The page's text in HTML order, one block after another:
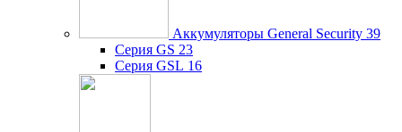
Аккумуляторы General Security 39
Серия GS 23
Серия GSL 16